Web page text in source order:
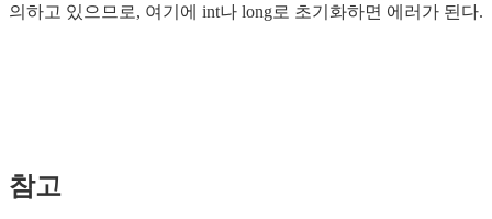
의하고 있으므로, 여기에 int나 long로 초기화하면 에러가 된다.
참고